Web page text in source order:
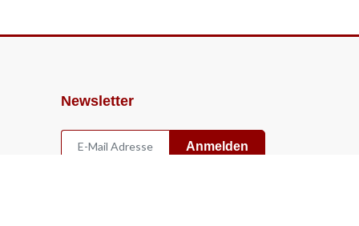
Newsletter
Anmelden